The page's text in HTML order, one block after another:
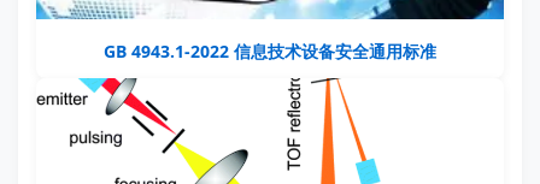
GB 4943.1-2022 信息技术设备安全通用标准